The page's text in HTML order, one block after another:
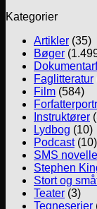
Kategorier
Artikler (35)
Bøger
Faglitteratur
Film (584)
Instruktører
Lydbog (10)
Podcast(10)
SMS novelle
Stephen
Stort og
Teater (3)
Tegneserier